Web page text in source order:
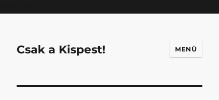
Csak a Kispest! MENÜ